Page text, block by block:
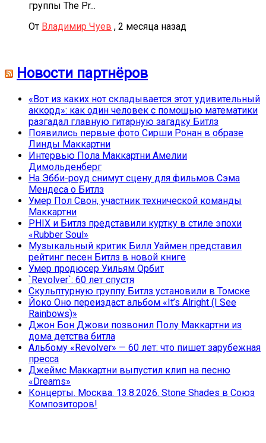
группы The Pr...
От Владимир Чуев , 2 месяца назад
Новости партнёров
«Вот из каких нот складывается этот удивительный
аккорд»: как один человек с помощью математики
разгадал главную гитарную загадку Битлз
Появились первые фото Сирши Ронан в образе
Линды Маккартни
Интервью Пола Маккартни Амелии
Димольденберг
На Эбби-роуд снимут сцену для фильмов Сэма
Мендеса о Битлз
Умер Пол Свон, участник технической команды
Маккартни
PHIX и Битлз представили куртку в стиле эпохи
«Rubber Soul»
Музыкальный критик Билл Уаймен представил
рейтинг песен Битлз в новой книге
Умер продюсер Уильям Орбит
`Revolver`: 60 лет спустя
Скульптурную группу Битлз установили в Томске
Йоко Оно переиздаст альбом «It’s Alright (I See
Rainbows)»
Джон Бон Джови позвонил Полу Маккартни из
дома детства битла
Альбому «Revolver» — 60 лет: что пишет зарубежная
пресса
Джеймс Маккартни выпустил клип на песню
«Dreams»
Концерты. Москва. 13.8.2026. Stone Shades в Союз
Композиторов!